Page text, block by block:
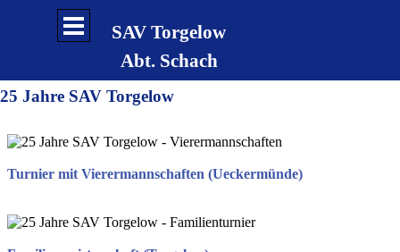
Direkt zum Seiteninhalt
SAV Torgelow
Abt. Schach
Menü überspringen
25 Jahre SAV Torgelow
Turnier mit Vierermannschaften (Ueckermünde)